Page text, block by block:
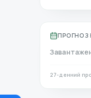
ПРОГНОЗ
27-денний